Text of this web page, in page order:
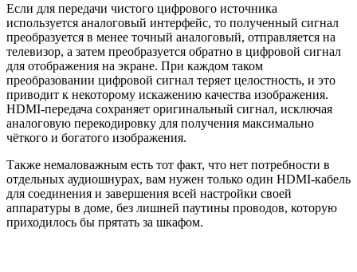
Если для передачи чистого цифрового источника
используется аналоговый интерфейс, то полученный сигнал
преобразуется в менее точный аналоговый, отправляется на
телевизор, а затем преобразуется обратно в цифровой сигнал
для отображения на экране. При каждом таком
преобразовании цифровой сигнал теряет целостность, и это
приводит к некоторому искажению качества изображения.
HDMI-передача сохраняет оригинальный сигнал, исключая
аналоговую перекодировку для получения максимально
чёткого и богатого изображения.
Также немаловажным есть тот факт, что нет потребности в
отдельных аудиошнурах, вам нужен только один HDMI-кабель
для соединения и завершения всей настройки своей
аппаратуры в доме, без лишней паутины проводов, которую
приходилось бы прятать за шкафом.